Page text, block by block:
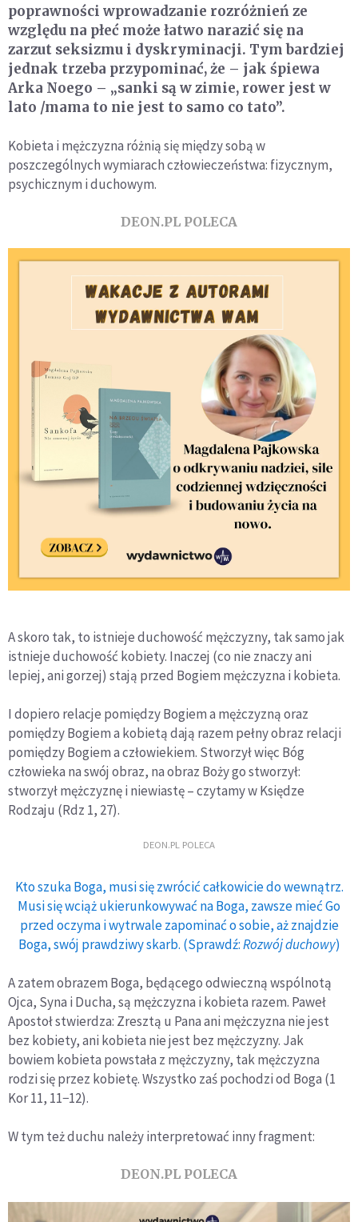
poprawności wprowadzanie rozróżnień ze
względu na płeć może łatwo narazić się na
zarzut seksizmu i dyskryminacji. Tym bardziej
jednak trzeba przypominać, że – jak śpiewa
Arka Noego – „sanki są w zimie, rower jest w
lato /mama to nie jest to samo co tato”.
Kobieta i mężczyzna różnią się między sobą w
poszczególnych wymiarach człowieczeństwa: fizycznym,
psychicznym i duchowym.
DEON.PL POLECA
A skoro tak, to istnieje duchowość mężczyzny, tak samo jak
istnieje duchowość kobiety. Inaczej (co nie znaczy ani
lepiej, ani gorzej) stają przed Bogiem mężczyzna i kobieta.
I dopiero relacje pomiędzy Bogiem a mężczyzną oraz
pomiędzy Bogiem a kobietą dają razem pełny obraz relacji
pomiędzy Bogiem a człowiekiem. Stworzył więc Bóg
człowieka na swój obraz, na obraz Boży go stworzył:
stworzył mężczyznę i niewiastę – czytamy w Księdze
Rodzaju (Rdz 1, 27).
DEON.PL POLECA
Kto szuka Boga, musi się zwrócić całkowicie do wewnątrz.
Musi się wciąż ukierunkowywać na Boga, zawsze mieć Go
przed oczyma i wytrwale zapominać o sobie, aż znajdzie
Boga, swój prawdziwy skarb. (Sprawdź:Rozwój duchowy)
A zatem obrazem Boga, będącego odwieczną wspólnotą
Ojca, Syna i Ducha, są mężczyzna i kobieta razem. Paweł
Apostoł stwierdza: Zresztą u Pana ani mężczyzna nie jest
bez kobiety, ani kobieta nie jest bez mężczyzny. Jak
bowiem kobieta powstała z mężczyzny, tak mężczyzna
rodzi się przez kobietę. Wszystko zaś pochodzi od Boga (1
Kor 11, 11−12).
W tym też duchu należy interpretować inny fragment:
DEON.PL POLECA